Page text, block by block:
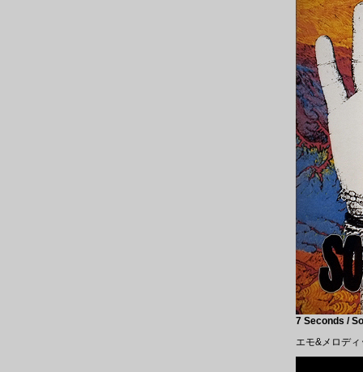
7 Seconds ‎/
エモ&メロデ